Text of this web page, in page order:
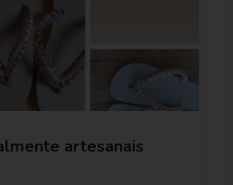
artesanais